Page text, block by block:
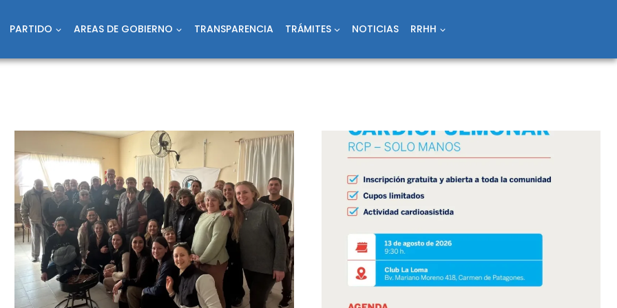
PARTIDO AREAS DE GOBIERNO TRANSPARENCIA TRÁMITES NOTICIAS RRHH